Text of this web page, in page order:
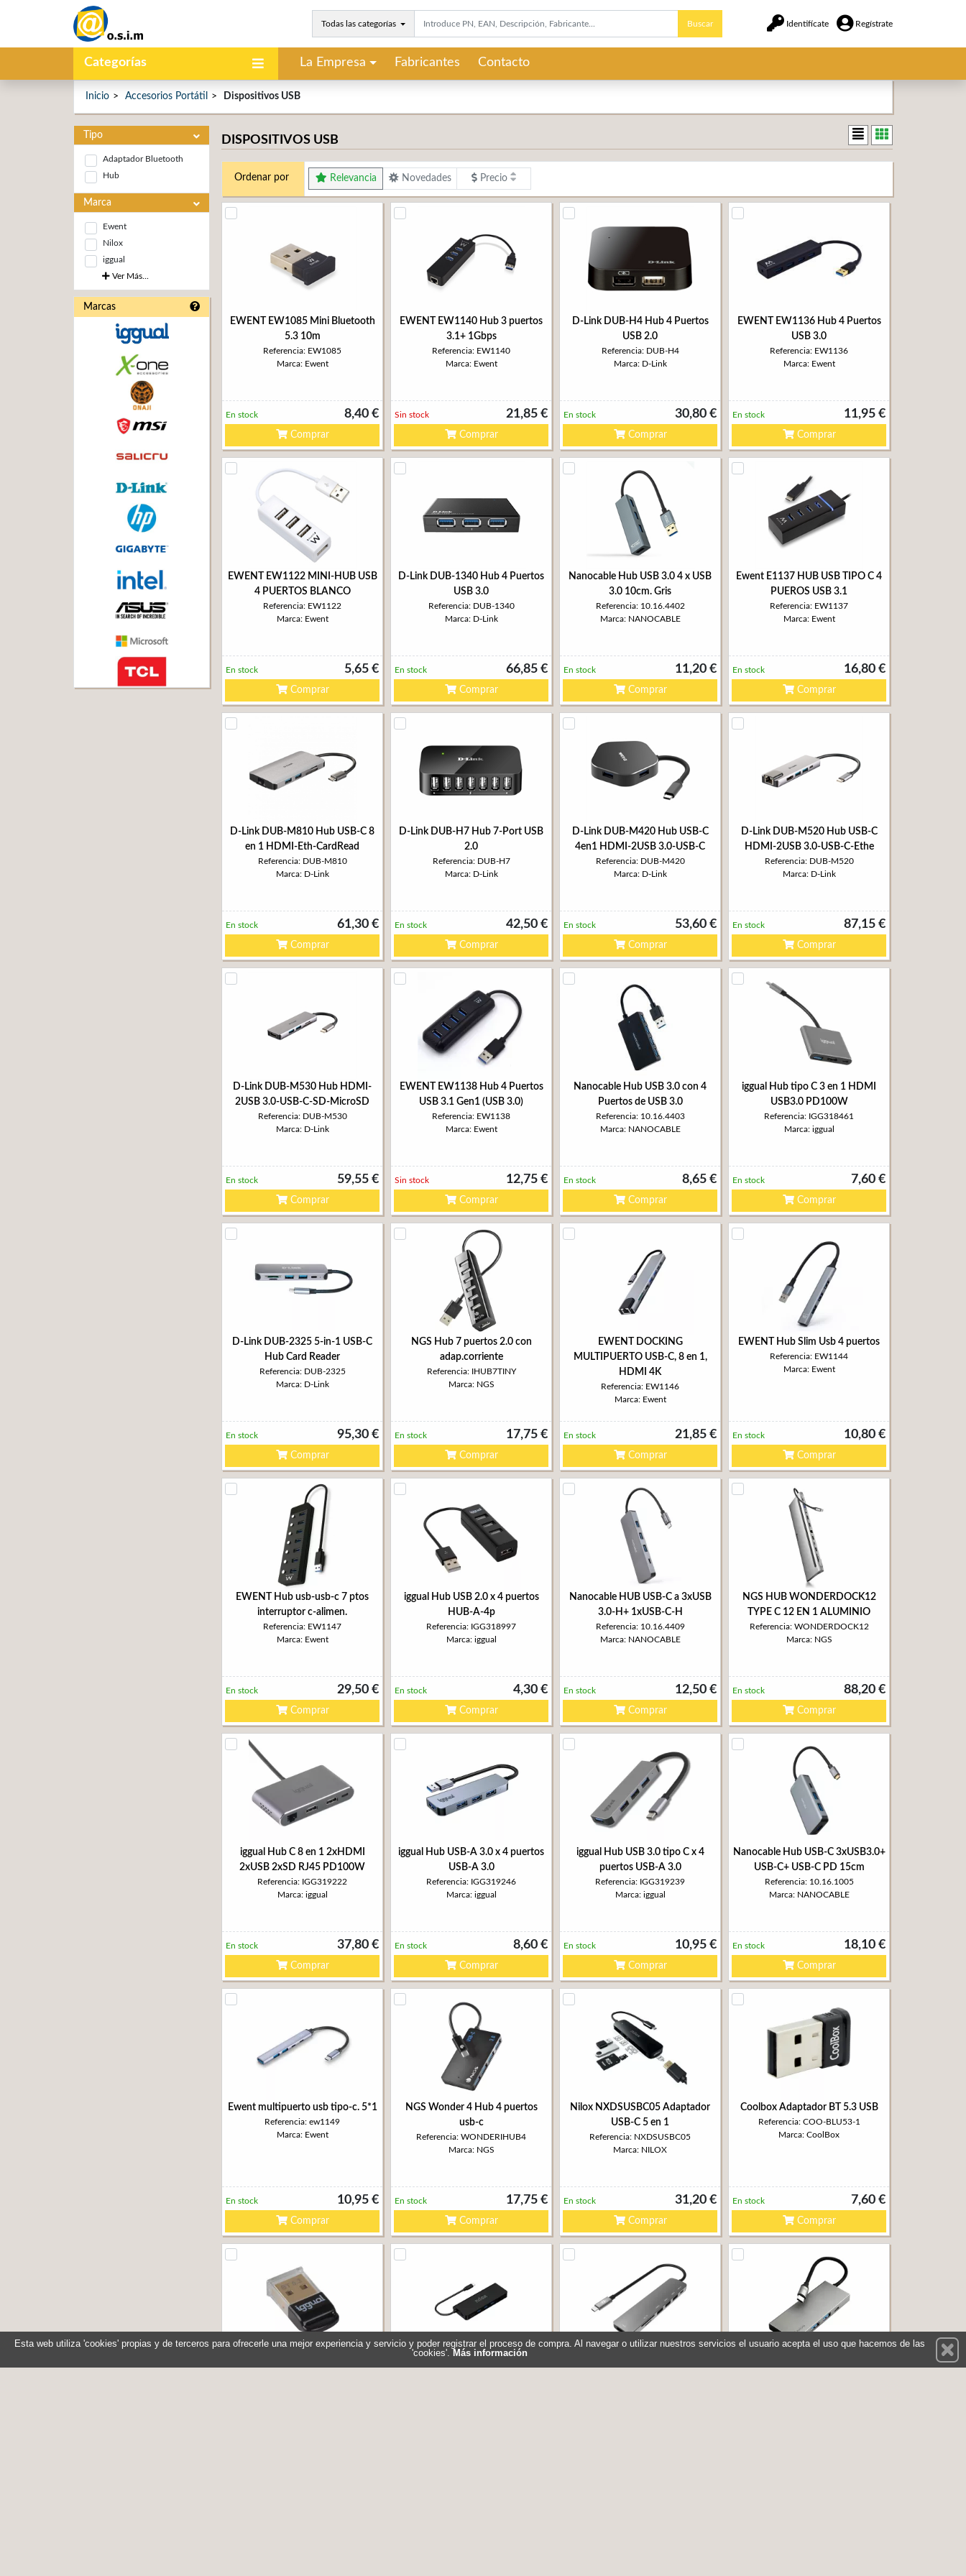
Todas las categorías Buscar Identifícate Regístrate
Categorías La Empresa Fabricantes Contacto
Inicio Accesorios Portátil Dispositivos USB
Tipo
Adaptador Bluetooth
Hub
Marca
Ewent
Nilox
iggual
Ver Más...
Marcas
DISPOSITIVOS USB
Ordenar por Relevancia Novedades Precio
EWENT EW1085 Mini Bluetooth
5.3 10m
Referencia: EW1085
Marca: Ewent
8,40 €
En stock
Comprar
EWENT EW1140 Hub 3 puertos
3.1+ 1Gbps
Referencia: EW1140
Marca: Ewent
21,85 €
Sin stock
Comprar
D-Link DUB-H4 Hub 4 Puertos
USB 2.0
Referencia: DUB-H4
Marca: D-Link
30,80 €
En stock
Comprar
EWENT EW1136 Hub 4 Puertos
USB 3.0
Referencia: EW1136
Marca: Ewent
11,95 €
En stock
Comprar
EWENT EW1122 MINI-HUB USB
4 PUERTOS BLANCO
Referencia: EW1122
Marca: Ewent
5,65 €
En stock
Comprar
D-Link DUB-1340 Hub 4 Puertos
USB 3.0
Referencia: DUB-1340
Marca: D-Link
66,85 €
En stock
Comprar
Nanocable Hub USB 3.0 4 x USB
3.0 10cm. Gris
Referencia: 10.16.4402
Marca: NANOCABLE
11,20 €
En stock
Comprar
Ewent E1137 HUB USB TIPO C 4
PUEROS USB 3.1
Referencia: EW1137
Marca: Ewent
16,80 €
En stock
Comprar
D-Link DUB-M810 Hub USB-C 8
en 1 HDMI-Eth-CardRead
Referencia: DUB-M810
Marca: D-Link
61,30 €
En stock
Comprar
D-Link DUB-H7 Hub 7-Port USB
2.0
Referencia: DUB-H7
Marca: D-Link
42,50 €
En stock
Comprar
D-Link DUB-M420 Hub USB-C
4en1 HDMI-2USB 3.0-USB-C
Referencia: DUB-M420
Marca: D-Link
53,60 €
En stock
Comprar
D-Link DUB-M520 Hub USB-C
HDMI-2USB 3.0-USB-C-Ethe
Referencia: DUB-M520
Marca: D-Link
87,15 €
En stock
Comprar
D-Link DUB-M530 Hub HDMI-
2USB 3.0-USB-C-SD-MicroSD
Referencia: DUB-M530
Marca: D-Link
59,55 €
En stock
Comprar
EWENT EW1138 Hub 4 Puertos
USB 3.1 Gen1 (USB 3.0)
Referencia: EW1138
Marca: Ewent
12,75 €
Sin stock
Comprar
Nanocable Hub USB 3.0 con 4
Puertos de USB 3.0
Referencia: 10.16.4403
Marca: NANOCABLE
8,65 €
En stock
Comprar
iggual Hub tipo C 3 en 1 HDMI
USB3.0 PD100W
Referencia: IGG318461
Marca: iggual
7,60 €
En stock
Comprar
D-Link DUB-2325 5-in-1 USB-C
Hub Card Reader
Referencia: DUB-2325
Marca: D-Link
95,30 €
En stock
Comprar
NGS Hub 7 puertos 2.0 con
adap.corriente
Referencia: IHUB7TINY
Marca: NGS
17,75 €
En stock
Comprar
EWENT DOCKING
MULTIPUERTO USB-C, 8 en 1,
HDMI 4K
Referencia: EW1146
Marca: Ewent
21,85 €
En stock
Comprar
EWENT Hub Slim Usb 4 puertos
Referencia: EW1144
Marca: Ewent
10,80 €
En stock
Comprar
EWENT Hub usb-usb-c 7 ptos
interruptor c-alimen.
Referencia: EW1147
Marca: Ewent
29,50 €
En stock
Comprar
iggual Hub USB 2.0 x 4 puertos
HUB-A-4p
Referencia: IGG318997
Marca: iggual
4,30 €
En stock
Comprar
Nanocable HUB USB-C a 3xUSB
3.0-H+ 1xUSB-C-H
Referencia: 10.16.4409
Marca: NANOCABLE
12,50 €
En stock
Comprar
NGS HUB WONDERDOCK12
TYPE C 12 EN 1 ALUMINIO
Referencia: WONDERDOCK12
Marca: NGS
88,20 €
En stock
Comprar
iggual Hub C 8 en 1 2xHDMI
2xUSB 2xSD RJ45 PD100W
Referencia: IGG319222
Marca: iggual
37,80 €
En stock
Comprar
iggual Hub USB-A 3.0 x 4 puertos
USB-A 3.0
Referencia: IGG319246
Marca: iggual
8,60 €
En stock
Comprar
iggual Hub USB 3.0 tipo C x 4
puertos USB-A 3.0
Referencia: IGG319239
Marca: iggual
10,95 €
En stock
Comprar
Nanocable Hub USB-C 3xUSB3.0+
USB-C+ USB-C PD 15cm
Referencia: 10.16.1005
Marca: NANOCABLE
18,10 €
En stock
Comprar
Ewent multipuerto usb tipo-c. 5*1
Referencia: ew1149
Marca: Ewent
10,95 €
En stock
Comprar
NGS Wonder 4 Hub 4 puertos
usb-c
Referencia: WONDERIHUB4
Marca: NGS
17,75 €
En stock
Comprar
Nilox NXDSUSBC05 Adaptador
USB-C 5 en 1
Referencia: NXDSUSBC05
Marca: NILOX
31,20 €
En stock
Comprar
Coolbox Adaptador BT 5.3 USB
Referencia: COO-BLU53-1
Marca: CoolBox
7,60 €
En stock
Comprar
Esta web utiliza 'cookies' propias y de terceros para ofrecerle una mejor experiencia y servicio y poder registrar el proceso de compra. Al navegar o utilizar nuestros servicios el usuario acepta el uso que hacemos de las
'cookies'. Más información